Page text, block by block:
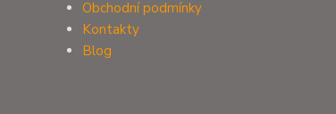
Obchodní podmínky
Kontakty
Blog